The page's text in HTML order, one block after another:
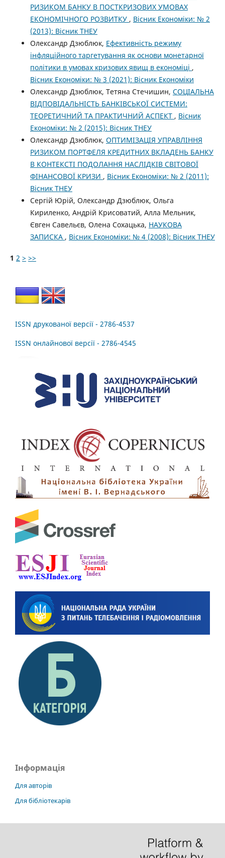
РИЗИКОМ БАНКУ В ПОСТКРИЗОВИХ УМОВАХ
ЕКОНОМІЧНОГО РОЗВИТКУ , Вісник Економіки: № 2
(2013): Вісник ТНЕУ
Олександр Дзюблюк, Ефективність режиму
інфляційного таргетування як основи монетарної
політики в умовах кризових явищ в економіці ,
Вісник Економіки: № 3 (2021): Вісник Економіки
Олександр Дзюблюк, Тетяна Стечишин, СОЦІАЛЬНА
ВІДПОВІДАЛЬНІСТЬ БАНКІВСЬКОЇ СИСТЕМИ:
ТЕОРЕТИЧНИЙ ТА ПРАКТИЧНИЙ АСПЕКТ , Вісник
Економіки: № 2 (2015): Вісник ТНЕУ
Олександр Дзюблюк, ОПТИМІЗАЦІЯ УПРАВЛІННЯ
РИЗИКОМ ПОРТФЕЛЯ КРЕДИТНИХ ВКЛАДЕНЬ БАНКУ
В КОНТЕКСТІ ПОДОЛАННЯ НАСЛІДКІВ СВІТОВОЇ
ФІНАНСОВОЇ КРИЗИ , Вісник Економіки: № 2 (2011):
Вісник ТНЕУ
Сергій Юрій, Олександр Дзюблюк, Ольга
Кириленко, Андрій Крисоватий, Алла Мельник,
Євген Савельєв, Олена Сохацька, НАУКОВА
ЗАПИСКА , Вісник Економіки: № 4 (2008): Вісник ТНЕУ
1 2 > >>
ISSN друкованої версії - 2786-4537
ISSN онлайнової версії - 2786-4545
Інформація
Для авторів
Для бібліотекарів